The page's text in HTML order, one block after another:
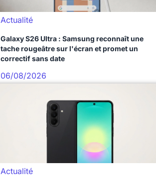
Actualité
Galaxy S26 Ultra : Samsung reconnaît une
tache rougeâtre sur l'écran et promet un
correctif sans date
06/08/2026
Actualité